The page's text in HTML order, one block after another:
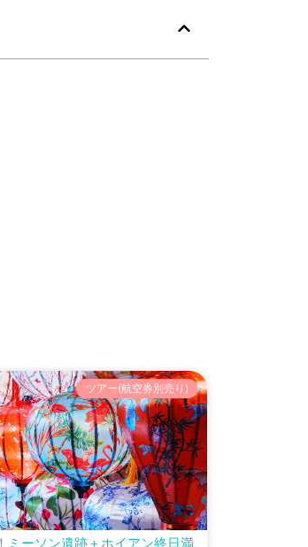
ミーソン遺跡＋ホイアン終日満
ツアー(航空券別売り)